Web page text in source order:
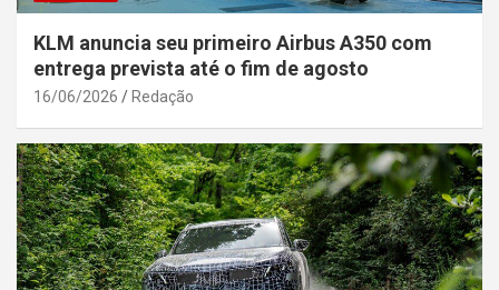
KLM anuncia seu primeiro Airbus A350 com
entrega prevista até o fim de agosto
16/06/2026 Redação